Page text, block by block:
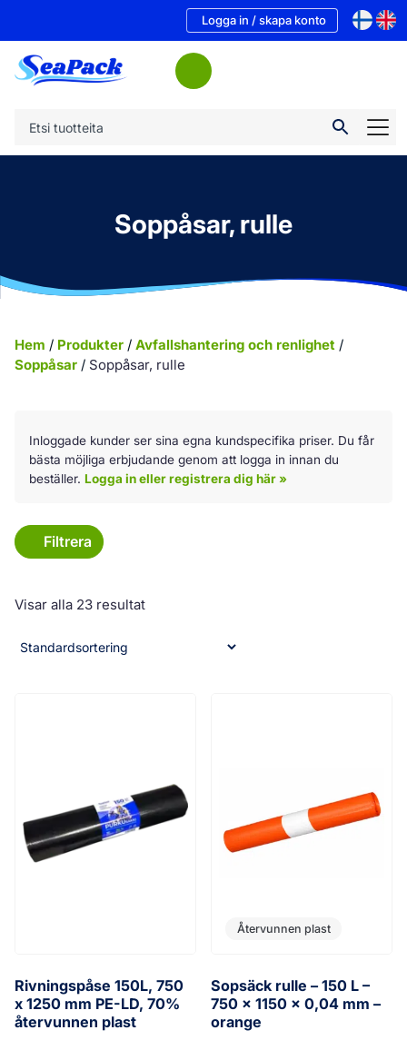
Logga in / skapa konto
Soppåsar, rulle
Hem / Produkter / Avfallshantering och renlighet /
Soppåsar / Soppåsar, rulle
Inloggade kunder ser sina egna kundspecifika priser. Du får
bästa möjliga erbjudande genom att logga in innan du
beställer. Logga in eller registrera dig här »
Filtrera
Visar alla 23 resultat
Rivningspåse 150L, 750
x 1250 mm PE-LD, 70%
återvunnen plast
Återvunnen plast
Sopsäck rulle – 150 L –
750 x 1150 x 0,04 mm –
orange